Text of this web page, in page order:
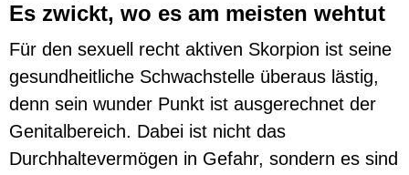
Es zwickt, wo es am meisten wehtut
Für den sexuell recht aktiven Skorpion ist seine
gesundheitliche Schwachstelle überaus lästig,
denn sein wunder Punkt ist ausgerechnet der
Genitalbereich. Dabei ist nicht das
Durchhaltevermögen in Gefahr, sondern es sind